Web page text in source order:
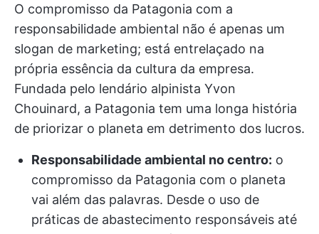
O compromisso da Patagonia com a
responsabilidade ambiental não é apenas um
slogan de marketing; está entrelaçado na
própria essência da cultura da empresa.
Fundada pelo lendário alpinista Yvon
Chouinard, a Patagonia tem uma longa história
de priorizar o planeta em detrimento dos lucros.
Responsabilidade ambiental no centro: o
compromisso da Patagonia com o planeta
vai além das palavras. Desde o uso de
práticas de abastecimento responsáveis até